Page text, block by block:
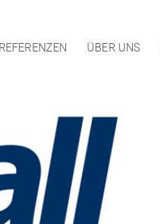
REFERENZEN ÜBER UNS